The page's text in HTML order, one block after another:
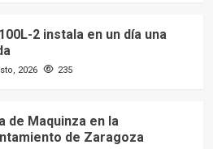
2 instala en un día una
2026
235
de Maquinza en la
de Zaragoza